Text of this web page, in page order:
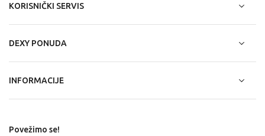
KORISNIČKI SERVIS
DEXY PONUDA
INFORMACIJE
Povežimo se!